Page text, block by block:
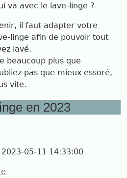
va avec le lave-linge ?
il faut adapter votre
linge afin de pouvoir tout
lavé.
beaucoup plus que
pas que mieux essoré,
vite.
en 2023
2023-05-11 14:33:00